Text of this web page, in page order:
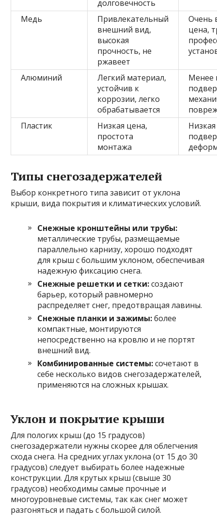
долговечность
Медь
Привлекательный
внешний вид,
высокая
прочность, не
ржавеет
Очень
цена,
Алюминий
Легкий материал,
устойчив к
коррозии, легко
обрабатывается
Менее
Пластик
Низкая цена,
простота
монтажа
Типы снегозадержателей
Выбор конкретного типа зависит от уклона
крыши, вида покрытия и климатических условий.
Снежные кронштейны или трубы:
металлические трубы, размещаемые
параллельно карнизу, хорошо подходят
для крыш с большим уклоном, обеспечивая
надежную фиксацию снега.
Снежные решетки и сетки:создают
барьер, который равномерно
распределяет снег, предотвращая лавины.
Снежные планки и зажимы:более
компактные, монтируются
непосредственно на кровлю и не портят
внешний вид.
Комбинированные системы:сочетают в
себе несколько видов снегозадержателей,
применяются на сложных крышах.
Уклон и покрытие крыши
Для пологих крыш (до 15 градусов)
снегозадержатели нужны скорее для облегчения
схода снега. На средних углах уклона (от 15 до 30
градусов) следует выбирать более надежные
конструкции. Для крутых крыш (свыше 30
градусов) необходимы самые прочные и
многоуровневые системы, так как снег может
разгоняться и падать с большой силой.